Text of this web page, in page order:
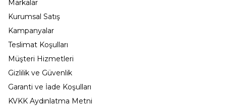
Markalar
Kurumsal Satış
Kampanyalar
Teslimat Koşulları
Müşteri Hizmetleri
Gizlilik ve Güvenlik
Garanti ve İade Koşulları
KVKK Aydınlatma Metni